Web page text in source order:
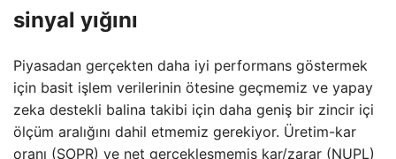
sinyal yığını
Piyasadan gerçekten daha iyi performans göstermek
için basit işlem verilerinin ötesine geçmemiz ve yapay
zeka destekli balina takibi için daha geniş bir zincir içi
ölçüm aralığını dahil etmemiz gerekiyor. Üretim-kar
oranı (SOPR) ve net gerçekleşmemiş kar/zarar (NUPL)